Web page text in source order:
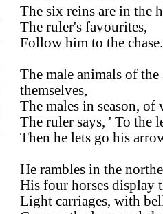
The six reins are in the
The ruler's favourites,
Follow him to the chase.
The male animals of the
themselves,
The males in season, of
The ruler says, ' To the
Then he lets go his
He rambles in the
His four horses display
Light carriages, with